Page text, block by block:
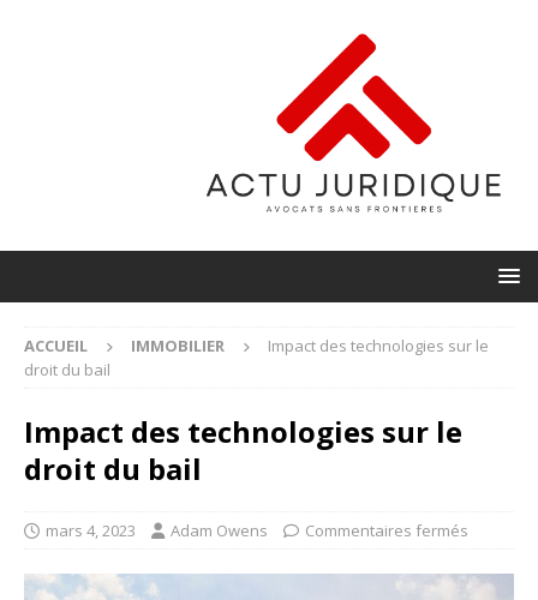
ACCUEIL IMMOBILIER
Impact des technologies sur le
droit du bail
Impact des technologies sur le
droit du bail
mars 4, 2023 Adam Owens Commentaires fermés